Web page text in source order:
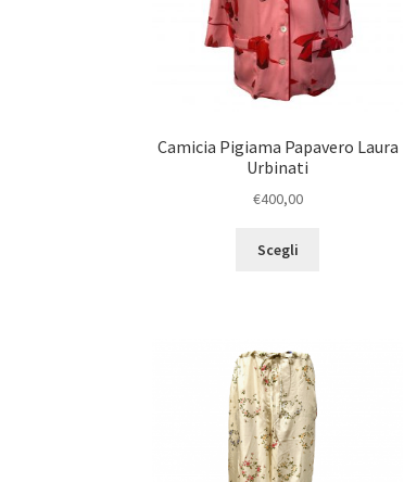
Camicia Pigiama Papavero Laura
Urbinati
€400,00
Scegli